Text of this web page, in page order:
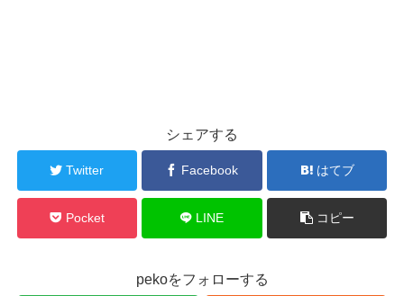
シェアする
Twitter Facebook はてブ
Pocket LINE コピー
pekoをフォローする